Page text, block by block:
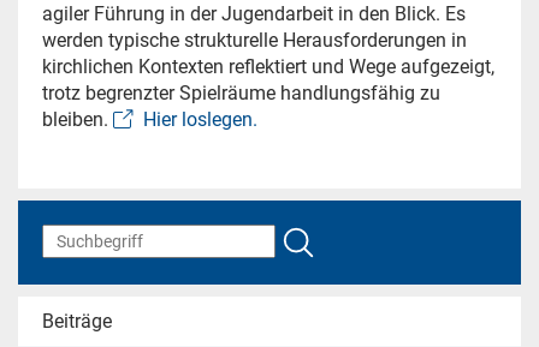
agiler Führung in der Jugendarbeit in den Blick. Es
werden typische strukturelle Herausforderungen in
kirchlichen Kontexten reflektiert und Wege aufgezeigt,
trotz begrenzter Spielräume handlungsfähig zu
bleiben.
Hier loslegen.
Beiträge